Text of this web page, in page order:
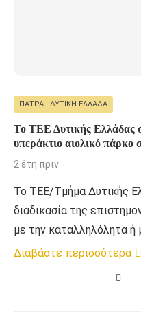
ΠΆΤΡΑ - ΔΥΤΙΚΉ ΕΛΛΆΔΑ
Το ΤΕΕ Δυτικής Ελλάδας
υπεράκτιο αιολικό πάρκο
2 έτη πριν
Το ΤΕΕ/Τμήμα Δυτικής
διαδικασία της
με την καταλληλόλητα ή
Διαβάστε περισσότερα